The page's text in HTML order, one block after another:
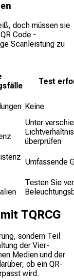
doch müssen sie
Code -
Scanleistung zu
Test
Keine
Unter
überprüfen
Umfassende
Testen Sie
TQRCG
sondern Teil
der Vier-
Medien und der
ob ein QR-
wird.